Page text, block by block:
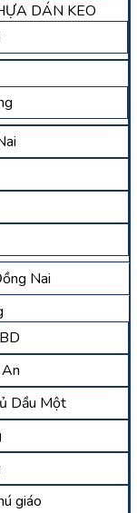
DÁN KEO
Nai
Dầu Một
giáo